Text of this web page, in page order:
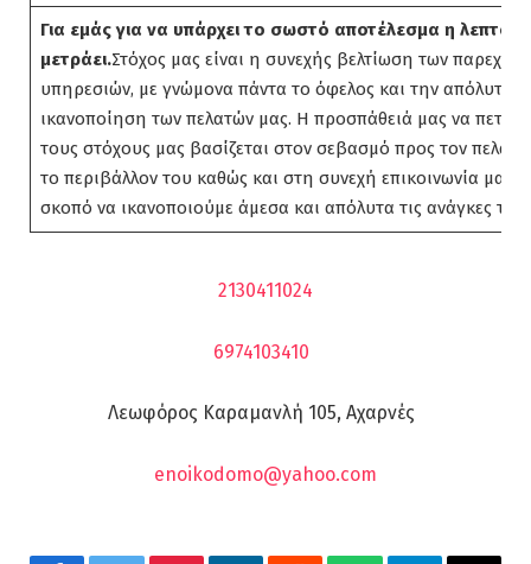
Για εμάς για να υπάρχει το σωστό αποτέλεσμα η
μετράει.Στόχος μας είναι η συνεχής βελτίωση των
υπηρεσιών, με γνώμονα πάντα το όφελος και την απόλυτη
ικανοποίηση των πελατών μας. Η προσπάθειά μας να
τους στόχους μας βασίζεται στον σεβασμό προς τον πελάτη
το περιβάλλον του καθώς και στη συνεχή επικοινωνία μαζί
σκοπό να ικανοποιούμε άμεσα και απόλυτα τις ανάγκες του.
2130411024
6974103410
Λεωφόρος Καραμανλή 105, Αχαρνές
enoikodomo@yahoo.com